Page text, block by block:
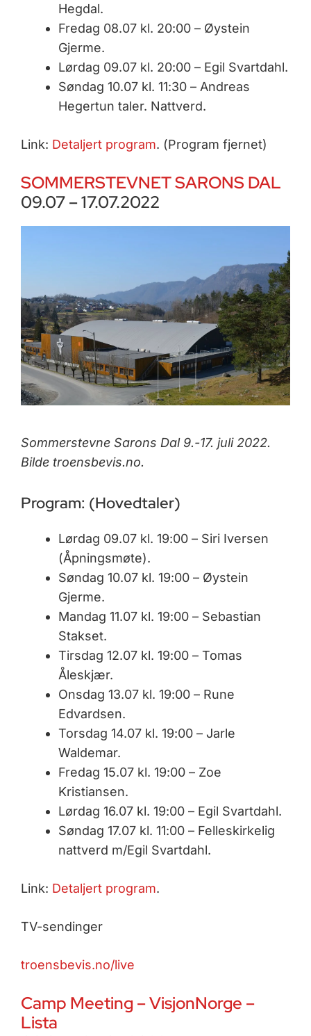
Hegdal.
Fredag 08.07 kl. 20:00 – Øystein
Gjerme.
Lørdag 09.07 kl. 20:00 – Egil Svartdahl.
Søndag 10.07 kl. 11:30 – Andreas
Hegertun taler. Nattverd.
Link: Detaljert program. (Program fjernet)
SOMMERSTEVNET SARONS DAL
09.07 – 17.07.2022
Sommerstevne Sarons Dal 9.-17. juli 2022.
Bilde troensbevis.no.
Program: (Hovedtaler)
Lørdag 09.07 kl. 19:00 – Siri Iversen
(Åpningsmøte).
Søndag 10.07 kl. 19:00 – Øystein
Gjerme.
Mandag 11.07 kl. 19:00 – Sebastian
Stakset.
Tirsdag 12.07 kl. 19:00 – Tomas
Åleskjær.
Onsdag 13.07 kl. 19:00 – Rune
Edvardsen.
Torsdag 14.07 kl. 19:00 – Jarle
Waldemar.
Fredag 15.07 kl. 19:00 – Zoe
Kristiansen.
Lørdag 16.07 kl. 19:00 – Egil Svartdahl.
Søndag 17.07 kl. 11:00 – Felleskirkelig
nattverd m/Egil Svartdahl.
Link: Detaljert program.
TV-sendinger
troensbevis.no/live
Camp Meeting – VisjonNorge –
Lista